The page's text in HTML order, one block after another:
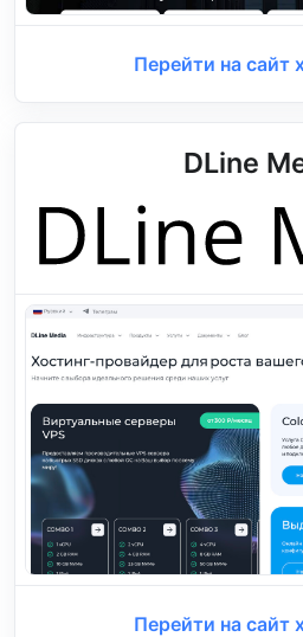
Перейти на сайт
DLine
Перейти на сайт